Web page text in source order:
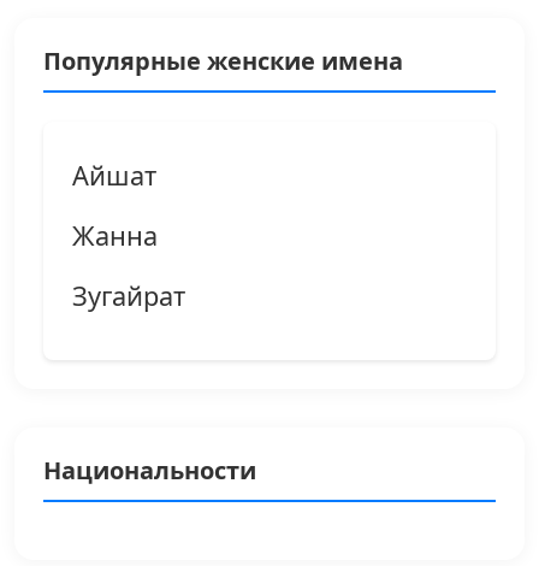
Популярные женские имена
Айшат
Жанна
Зугайрат
Национальности